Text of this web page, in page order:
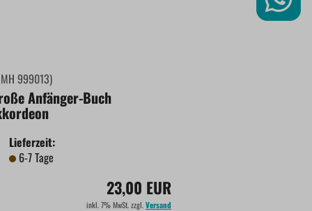
MH 999013)
Anfänger-Buch
Lieferzeit:
6-7 Tage
23,00 EUR
inkl. 7% MwSt. zzgl.Versand